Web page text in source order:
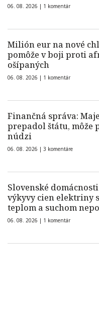
06. 08. 2026 | 1 komentár
Milión eur na nové
pomôže v boji proti
ošípaných
06. 08. 2026 | 1 komentár
Finančná správa:
prepadol štátu, môže
núdzi
06. 08. 2026 | 3 komentáre
Slovenské
výkyvy cien elektriny
teplom a suchom
06. 08. 2026 | 1 komentár